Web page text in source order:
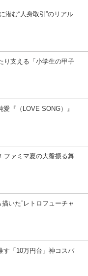
潜む“人身取引”のリアル
り支える「小学生の甲子
『（LOVE SONG）』
ファミマ夏の大盤振る舞
いた”レトロフューチャ
す「10万円台」神コスパ